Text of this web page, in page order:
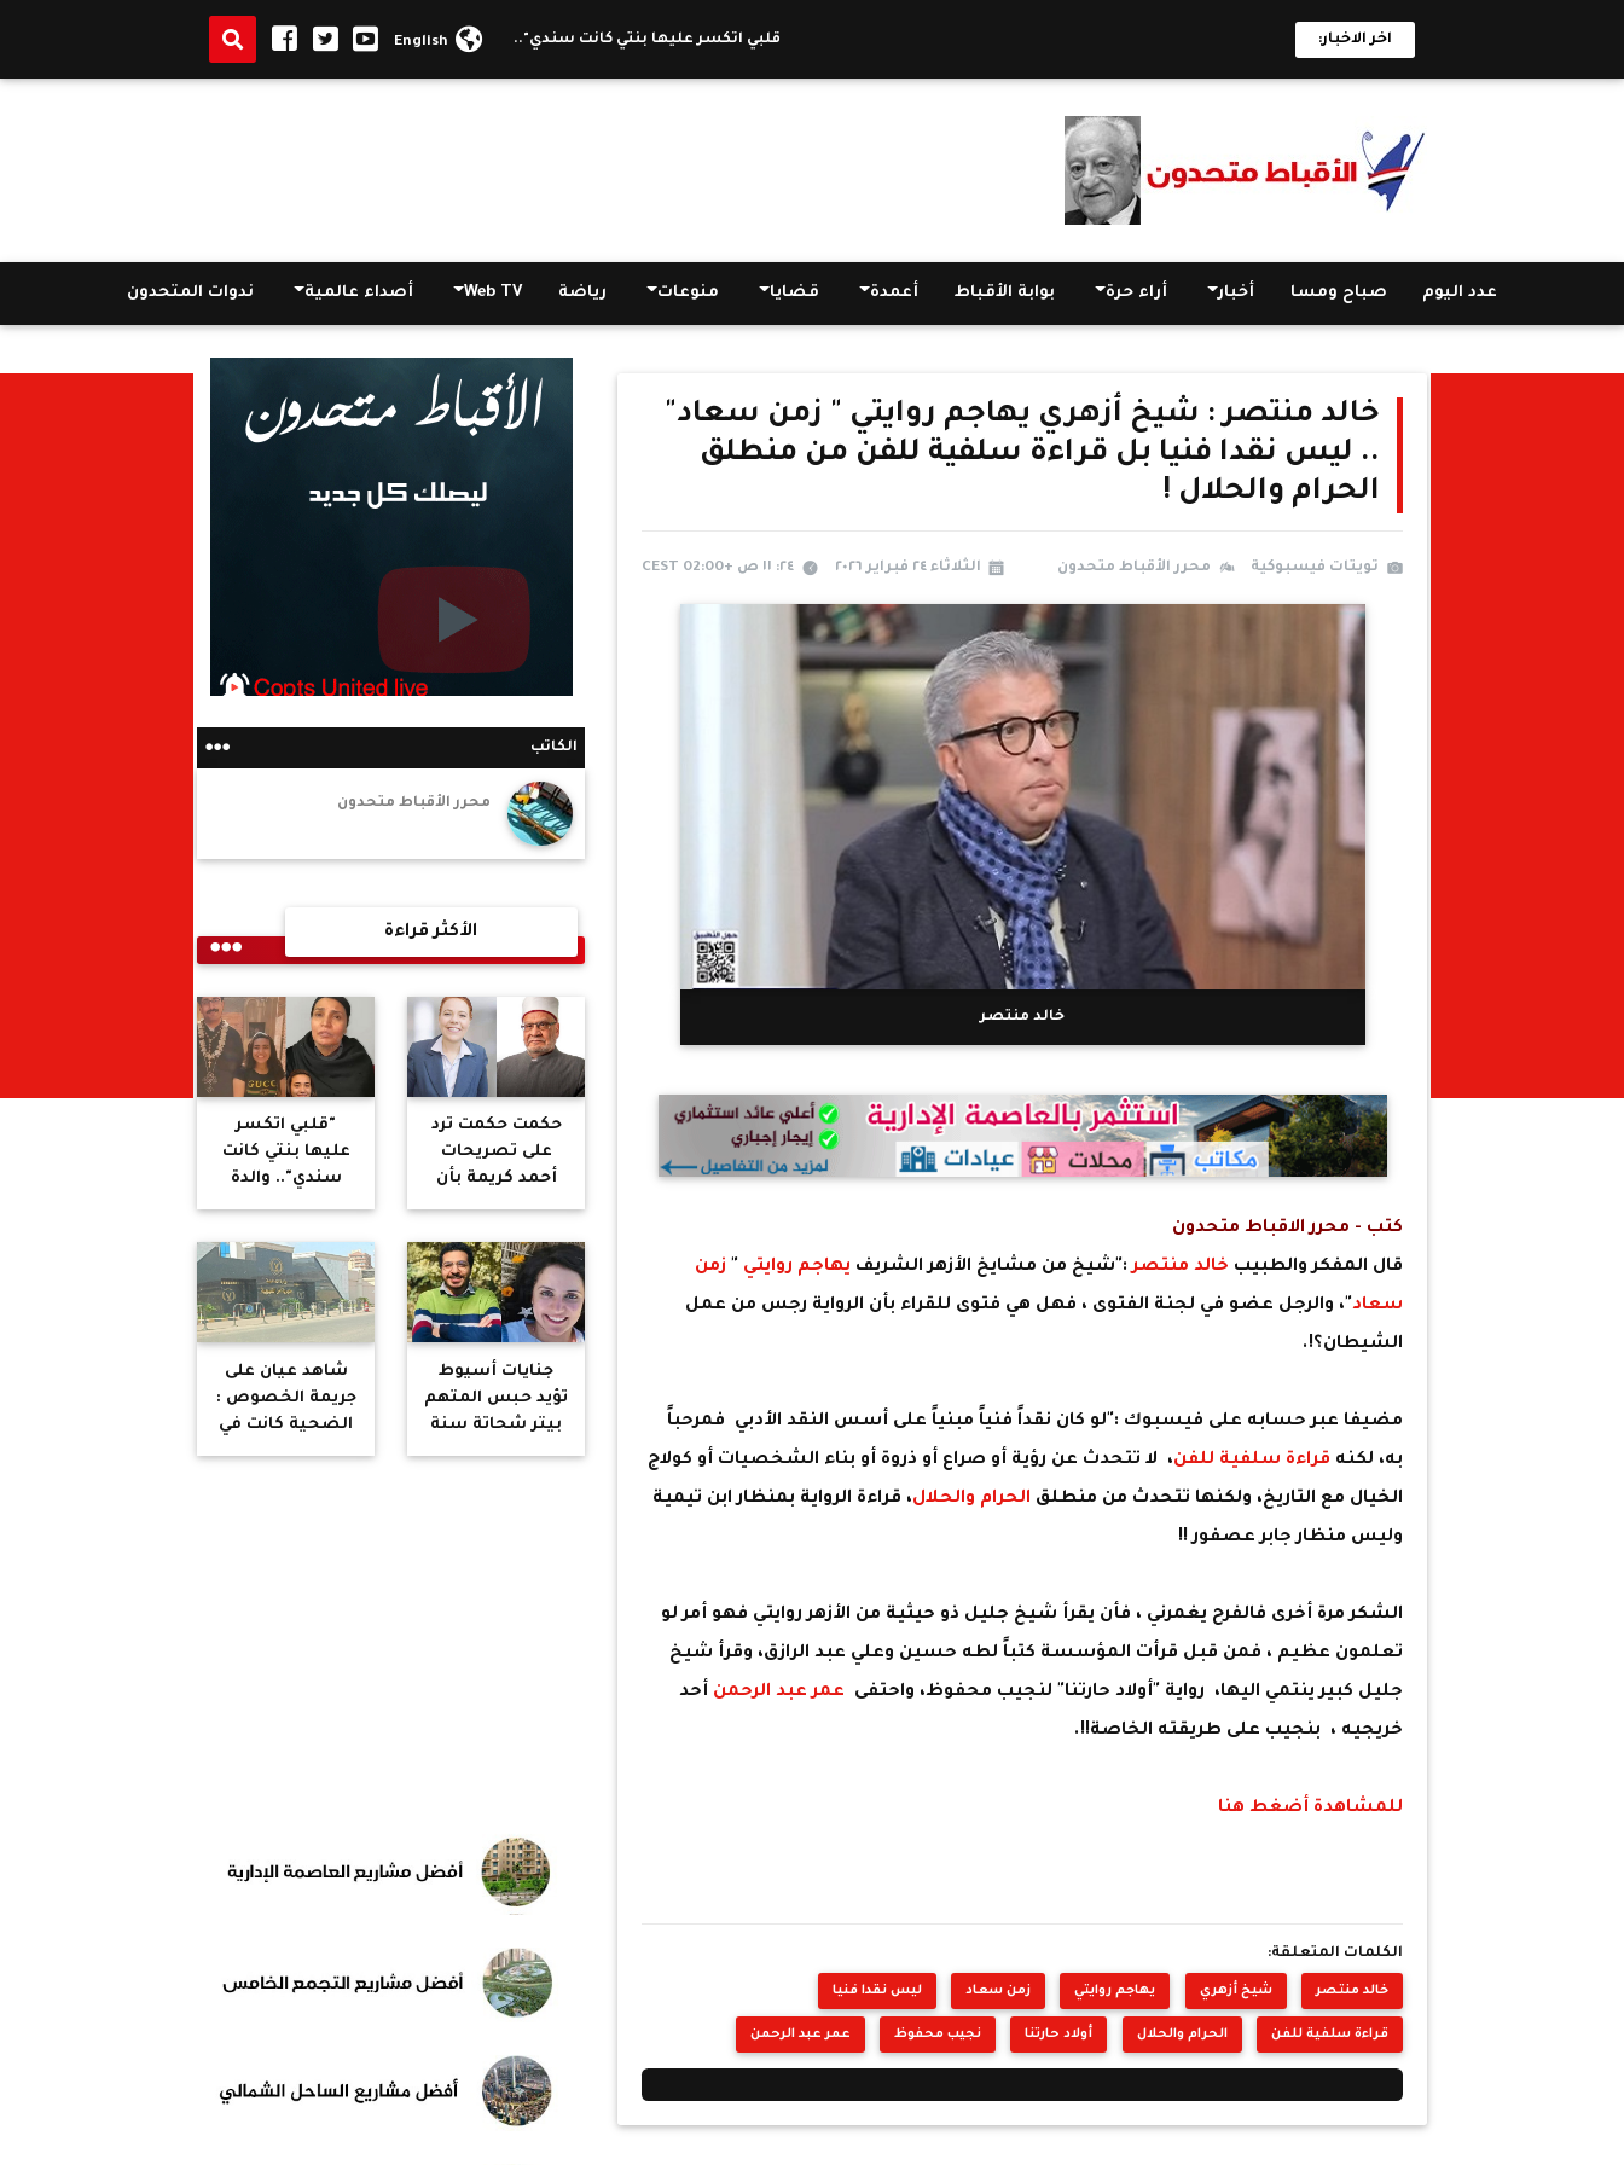
اخر الاخبار: "قلبي اتكسر عليها بنتي كانت سندي".. والدة ميرنا تكشف تفاصيل اللحظات الأخيرة قبل جريمة الخصوص
English
عدد اليوم صباح ومسا أخبار أراء حرة بوابة الأقباط أعمدة قضايا منوعات رياضة Web TV أصداء عالمية ندوات المتحدون
خالد منتصر : شيخ أزهري يهاجم روايتي " زمن سعاد"
.. ليس نقدا فنيا بل قراءة سلفية للفن من منطلق
الحرام والحلال !
تويتات فيسبوكية محرر الأقباط متحدون الثلاثاء ٢٤ فبراير ٢٠٢٦ ٢٤: ١١ ص +02:00 CEST
خالد منتصر
كتب - محرر الاقباط متحدون
قال المفكر والطبيب خالد منتصر:"شيخ من مشايخ الأزهر الشريف يهاجم روايتي " زمن
سعاد"، والرجل عضو في لجنة الفتوى ، فهل هي فتوى للقراء بأن الرواية رجس من عمل
الشيطان؟!.
مضيفا عبر حسابه على فيسبوك :"لو كان نقداً فنياً مبنياً على أسس النقد الأدبي فمرحباً
به، لكنه قراءة سلفية للفن، لا تتحدث عن رؤية أو صراع أو ذروة أو بناء الشخصيات أو كولاج
الخيال مع التاريخ، ولكنها تتحدث من منطلق الحرام والحلال، قراءة الرواية بمنظار ابن تيمية
وليس منظار جابر عصفور !!
الشكر مرة أخرى فالفرح يغمرني ، فأن يقرأ شيخ جليل ذو حيثية من الأزهر روايتي فهو أمر لو
تعلمون عظيم ، فمن قبل قرأت المؤسسة كتباً لطه حسين وعلي عبد الرازق، وقرأ شيخ
جليل كبير ينتمي اليها، رواية "أولاد حارتنا" لنجيب محفوظ، واحتفى عمر عبد الرحمن أحد
خريجيه ، بنجيب على طريقته الخاصة!!.
للمشاهدة أضغط هنا
الكلمات المتعلقة:
خالد منتصر شيخ أزهري يهاجم روايتي زمن سعاد ليس نقدا فنيا
قراءة سلفية للفن الحرام والحلال أولاد حارتنا نجيب محفوظ عمر عبد الرحمن
الكاتب
محرر الأقباط متحدون
الأكثر قراءة
حكمت حكمت ترد
على تصريحات
أحمد كريمة بأن
الجنة ليست حكرا
بعد ما كفّرنا
العالم بالكامل
"قلبي اتكسر
عليها بنتي كانت
سندي".. والدة
ميرنا تكشف
الأخيرة قبل جريمة
الخصوص
جنايات أسيوط
تؤيد حبس المتهم
بيتر شحاتة سنة
شاهد عيان على
جريمة الخصوص :
الضحية كانت في